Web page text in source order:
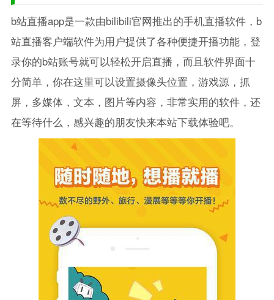
b站直播app是一款由bilibili官网推出的手机直播软件，b
站直播客户端软件为用户提供了各种便捷开播功能，登
录你的b站账号就可以轻松开启直播，而且软件界面十
分简单，你在这里可以设置摄像头位置，游戏源，抓
屏，多媒体，文本，图片等内容，非常实用的软件，还
在等待什么，感兴趣的朋友快来本站下载体验吧。